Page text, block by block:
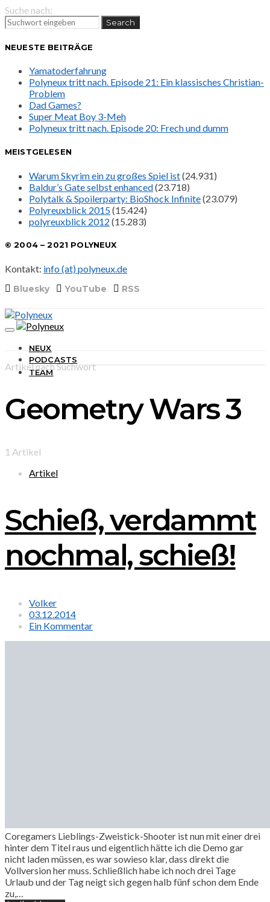
Suche nach:
Search
NEUESTE BEITRÄGE
Yamatoderfahrung
Polyneux tritt nach. Episode 21: Ein klassisches Christian-
Problem
Dad Games?
Super Meat Boy 3-Meh
Polyneux tritt nach. Episode 20: Frech und dumm
MEISTGELESEN
Warum Skyrim ein zu großes Spiel ist(24.931)
Baldur’s Gate selbst enhanced(23.718)
Polytalk & Spoilerparty: BioShock Infinite(23.079)
Polyreuxblick 2015(15.424)
polyreuxblick 2012 (15.283)
© 2004 – 2021 POLYNEUX
Kontakt: info (at) polyneux.de
Bluesky YouTube RSS
NEUX
PODCASTS
TEAM
Artikel nach Suchwort
Geometry Wars 3
1 Artikel
Artikel
Schieß, verdammt
nochmal, schieß!
Volker
03.12.2014
Ein Kommentar
Coregamers Lieblings-Zweistick-Shooter ist nun mit einer drei
hinter dem Titel raus und eigentlich hätte ich die Demo gar
nicht laden müssen, es war sowieso klar, dass direkt die
Vollversion her muss. Schließlich habe ich noch drei Tage
Urlaub und der Tag neigt sich gegen halb fünf schon dem Ende
zu,…